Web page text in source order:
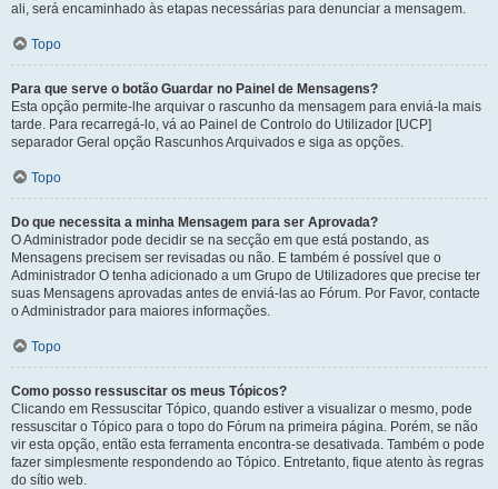
ali, será encaminhado às etapas necessárias para denunciar a mensagem.
Topo
Para que serve o botão Guardar no Painel de Mensagens?
Esta opção permite-lhe arquivar o rascunho da mensagem para enviá-la mais
tarde. Para recarregá-lo, vá ao Painel de Controlo do Utilizador [UCP]
separador Geral opção Rascunhos Arquivados e siga as opções.
Topo
Do que necessita a minha Mensagem para ser Aprovada?
O Administrador pode decidir se na secção em que está postando, as
Mensagens precisem ser revisadas ou não. E também é possível que o
Administrador O tenha adicionado a um Grupo de Utilizadores que precise ter
suas Mensagens aprovadas antes de enviá-las ao Fórum. Por Favor, contacte
o Administrador para maiores informações.
Topo
Como posso ressuscitar os meus Tópicos?
Clicando em Ressuscitar Tópico, quando estiver a visualizar o mesmo, pode
ressuscitar o Tópico para o topo do Fórum na primeira página. Porém, se não
vir esta opção, então esta ferramenta encontra-se desativada. Também o pode
fazer simplesmente respondendo ao Tópico. Entretanto, fique atento às regras
do sítio web.